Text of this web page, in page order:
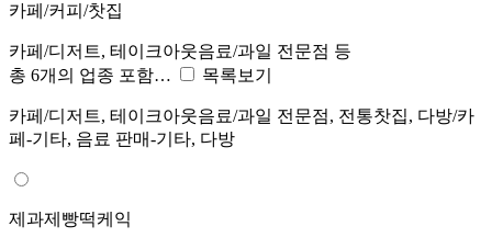
카페/커피/찻집
카페/디저트, 테이크아웃음료/과일 전문점 등
총 6개의 업종 포함…
목록보기
카페/디저트, 테이크아웃음료/과일 전문점, 전통찻집, 다방/카
페-기타, 음료 판매-기타, 다방
제과제빵떡케익